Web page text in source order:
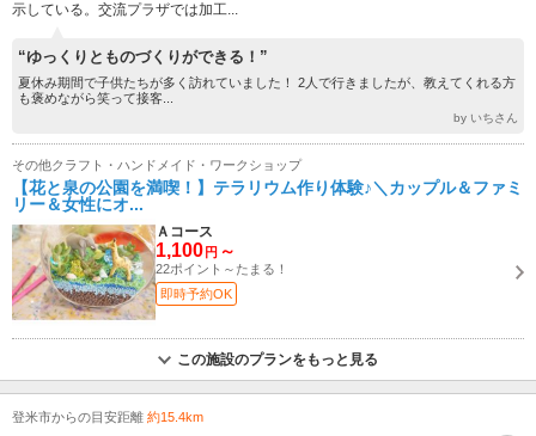
示している。交流プラザでは加工...
“ゆっくりとものづくりができる！”
夏休み期間で子供たちが多く訪れていました！ 2人で行きましたが、教えてくれる方
も褒めながら笑って接客...
by いちさん
その他クラフト・ハンドメイド・ワークショップ
【花と泉の公園を満喫！】テラリウム作り体験♪＼カップル＆ファミ
リー＆女性にオ...
Ａコース
1,100 円 ～
22ポイント～たまる！
即時予約OK
この施設のプランをもっと見る
登米市からの目安距離 約15.4km